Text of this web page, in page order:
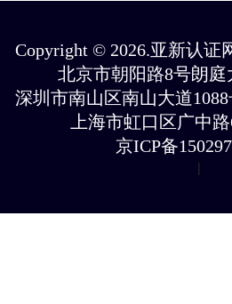
Copyright © 2026.亚新认证
北京市朝阳路8号朗庭
深圳市南山区南山大道
上海市虹口区广中
京ICP备
|